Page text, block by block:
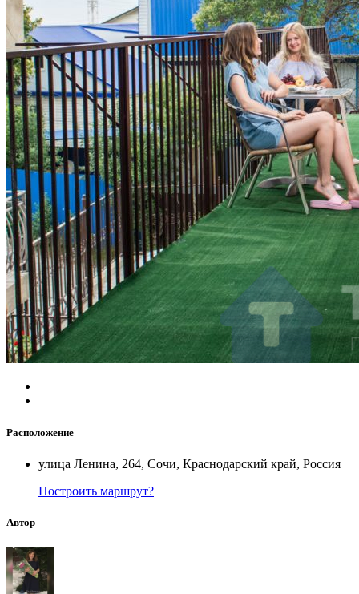
Расположение
улица Ленина, 264, Сочи, Краснодарский край, Россия
Построить маршрут?
Автор